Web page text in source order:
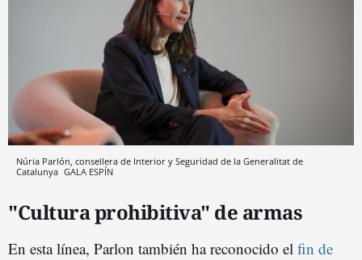
Núria Parlón, consellera de Interior y Seguridad de la Generalitat de
Catalunya GALA ESPÍN
"Cultura prohibitiva" de armas
En esta línea, Parlon también ha reconocido el fin de